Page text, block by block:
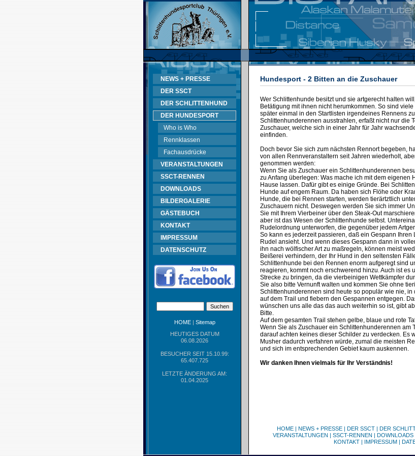
NEWS + PRESSE
DER SSCT
DER SCHLITTENHUND
DER HUNDESPORT
Who is Who
Rennklassen
Fachausdrücke
VERANSTALTUNGEN
SSCT-RENNEN
DOWNLOADS
BILDERGALERIE
GÄSTEBUCH
KONTAKT
IMPRESSUM
DATENSCHUTZ
HOME| Sitemap
HEUTIGES DATUM
06.08.2026
BESUCHER SEIT 15.10.99:
65.407.725
LETZTE ÄNDERUNG AM:
01.04.2025
Hundesport - 2 Bitten an die Zuschauer
Wer Schlittenhunde besitzt und sie artgerecht halten
Betätigung mit ihnen nicht herumkommen. So sind
später einmal in den Startlisten irgendeines Rennens
Schlittenhunderennen ausstrahlen, erfaßt nicht nur die
Zuschauer, welche sich in einer Jahr für Jahr
einfinden.
Doch bevor Sie sich zum nächsten Rennort begeben,
von allen Rennveranstaltern seit Jahren wiederholt,
genommen werden:
Wenn Sie als Zuschauer ein Schlittenhunderennen
zu Anfang überlegen: Was mache ich mit dem eigenen
Hause lassen. Dafür gibt es einige Gründe. Bei
Hunde auf engem Raum. Da haben sich Flöhe oder
Hunde, die bei Rennen starten, werden tierärtztlich
Zuschauern nicht. Deswegen werden Sie sich immer
Sie mit Ihrem Vierbeiner über den Steak-Out
aber ist das Wesen der Schlittenhunde selbst.
Rudelordnung unterworfen, die gegenüber jedem
So kann es jederzeit passieren, daß ein Gespann
Rudel ansieht. Und wenn dieses Gespann dann in
ihn nach wölfischer Art zu maßregeln, können meist
Beißerei verhindern, der Ihr Hund in den seltensten
Schlittenhunde bei den Rennen enorm aufgeregt sind
reagieren, kommt noch erschwerend hinzu. Auch ist es
Strecke zu bringen, da die vierbeinigen Wettkämpfer
Sie also bitte Vernunft walten und kommen Sie ohne
Schlittenhunderennen sind heute so populär wie nie,
auf dem Trail und fiebern den Gespannen entgegen.
wünschen uns alle das das auch weiterhin so ist, gibt
Bitte.
Auf dem gesamten Trail stehen gelbe, blaue und rote
Wenn Sie als Zuschauer ein Schlittenhunderennen am
darauf achten keines dieser Schilder zu verdecken. Es
Musher dadurch verfahren würde, zumal die meisten
und sich im entsprechenden Gebiet kaum auskennen.
Wir danken Ihnen vielmals für Ihr Verständnis!
HOME| NEWS + PRESSE| DER SSCT| DER
VERANSTALTUNGEN | SSCT-RENNEN | DOWNLOADS
KONTAKT| IMPRESSUM|